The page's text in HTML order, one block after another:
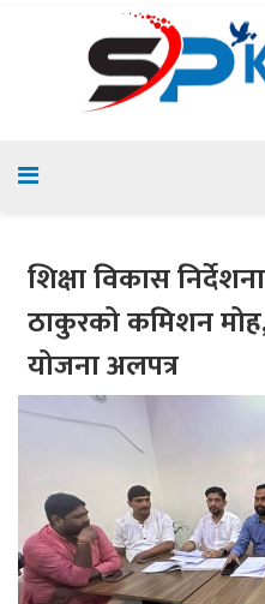
शिक्षा विकास
ठाकुरको कमिशन
योजना अलपत्र